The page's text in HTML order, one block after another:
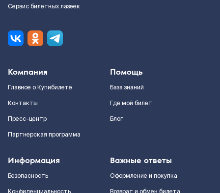
Сервис билетных лазеек
Компания
Главное о Купибилете
Контакты
Пресс-центр
Партнерская программа
Помощь
База знаний
Где мой билет
Блог
Информация
Безопасность
Важные ответы
Оформление и покупка